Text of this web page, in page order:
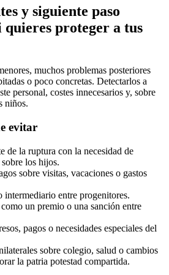
y siguiente paso
quieres proteger a tus
muchos problemas posteriores
o poco concretas. Detectarlos a
personal, costes innecesarios y, sobre
niños.
evitar
de la ruptura con la necesidad de
los hijos.
sobre visitas, vacaciones o gastos
intermediario entre progenitores.
un premio o una sanción entre
pagos o necesidades especiales del
sobre colegio, salud o cambios
la patria potestad compartida.